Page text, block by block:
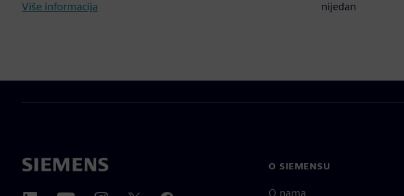
Više informacija nijedan
O SIEMENSU
O nama